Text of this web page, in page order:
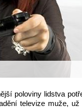
poloviny lidstva
televize muže, už